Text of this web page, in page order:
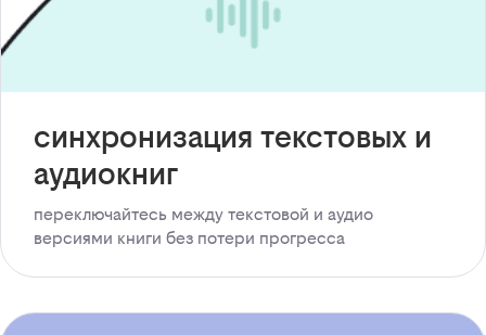
синхронизация текстовых и
аудиокниг
переключайтесь между текстовой и аудио
версиями книги без потери прогресса